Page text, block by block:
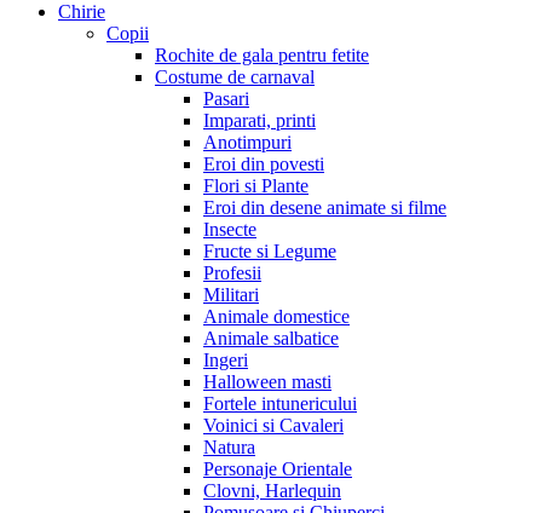
Chirie
Copii
Rochite de gala pentru fetite
Costume de carnaval
Pasari
Imparati, printi
Anotimpuri
Eroi din povesti
Flori si Plante
Eroi din desene animate si filme
Insecte
Fructe si Legume
Profesii
Militari
Animale domestice
Animale salbatice
Ingeri
Halloween masti
Fortele intunericului
Voinici si Cavaleri
Natura
Personaje Orientale
Clovni, Harlequin